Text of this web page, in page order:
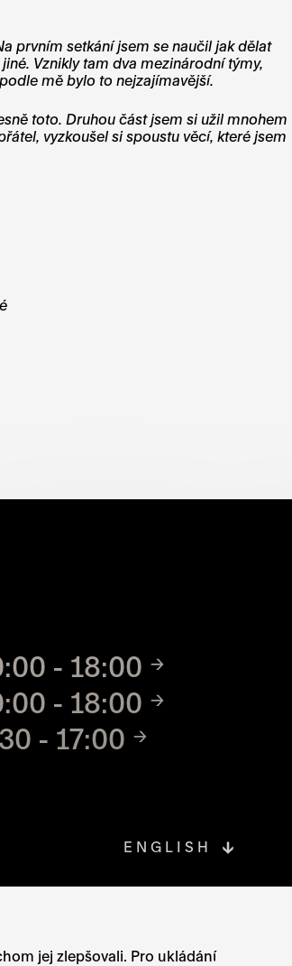
jej zlepšovali. Pro ukládání
prvním setkání jsem se naučil jak dělat
Vznikly tam dva mezinárodní týmy,
mě bylo to nejzajímavější.
toto. Druhou část jsem si užil mnohem
vyzkoušel si spoustu věcí, které jsem
- 18:00
- 18:00
- 17:00
ENGLISH